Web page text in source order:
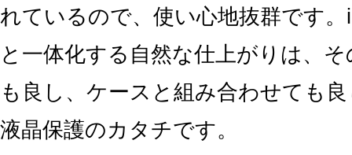
れているので、使い心地抜群です
と一体化する自然な仕上がりは、
も良し、ケースと組み合わせても
液晶保護のカタチです。